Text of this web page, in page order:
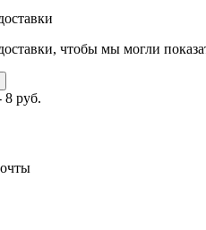
чтобы мы могли
8 руб.